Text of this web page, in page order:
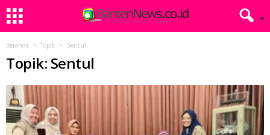
Beranda Topik Sentul
Topik: Sentul